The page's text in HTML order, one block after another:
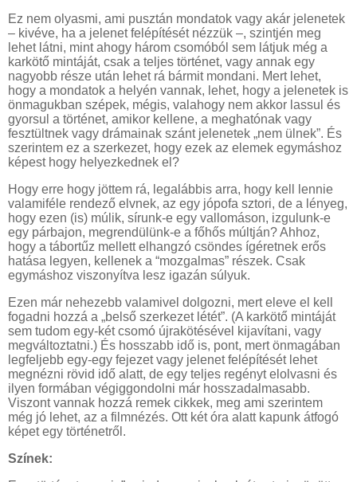
Ez nem olyasmi, ami pusztán mondatok vagy akár jelenetek
– kivéve, ha a jelenet felépítését nézzük –, szintjén meg
lehet látni, mint ahogy három csomóból sem látjuk még a
karkötő mintáját, csak a teljes történet, vagy annak egy
nagyobb része után lehet rá bármit mondani. Mert lehet,
hogy a mondatok a helyén vannak, lehet, hogy a jelenetek is
önmagukban szépek, mégis, valahogy nem akkor lassul és
gyorsul a történet, amikor kellene, a meghatónak vagy
fesztültnek vagy drámainak szánt jelenetek „nem ülnek”. És
szerintem ez a szerkezet, hogy ezek az elemek egymáshoz
képest hogy helyezkednek el?
Hogy erre hogy jöttem rá, legalábbis arra, hogy kell lennie
valamiféle rendező elvnek, az egy jópofa sztori, de a lényeg,
hogy ezen (is) múlik, sírunk-e egy vallomáson, izgulunk-e
egy párbajon, megrendülünk-e a főhős múltján? Ahhoz,
hogy a tábortűz mellett elhangzó csöndes ígéretnek erős
hatása legyen, kellenek a “mozgalmas” részek. Csak
egymáshoz viszonyítva lesz igazán súlyuk.
Ezen már nehezebb valamivel dolgozni, mert eleve el kell
fogadni hozzá a „belső szerkezet létét”. (A karkötő mintáját
sem tudom egy-két csomó újrakötésével kijavítani, vagy
megváltoztatni.) És hosszabb idő is, pont, mert önmagában
legfeljebb egy-egy fejezet vagy jelenet felépítését lehet
megnézni rövid idő alatt, de egy teljes regényt elolvasni és
ilyen formában végiggondolni már hosszadalmasabb.
Viszont vannak hozzá remek cikkek, meg ami szerintem
még jó lehet, az a filmnézés. Ott két óra alatt kapunk átfogó
képet egy történetről.
Színek: